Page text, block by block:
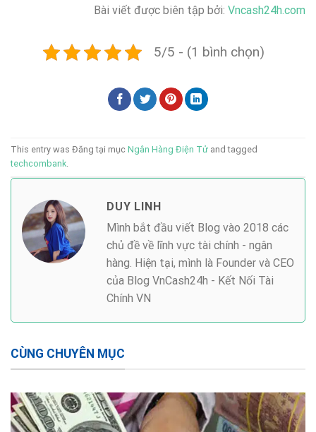
Bài viết được biên tập bởi: Vncash24h.com
5/5 - (1 bình chọn)
This entry was Đăng tại mục Ngân Hàng Điện Tử and tagged
techcombank.
DUY LINH
Mình bắt đầu viết Blog vào 2018 các
chủ đề về lĩnh vực tài chính - ngân
hàng. Hiện tại, mình là Founder và CEO
của Blog VnCash24h - Kết Nối Tài
Chính VN
CÙNG CHUYÊN MỤC